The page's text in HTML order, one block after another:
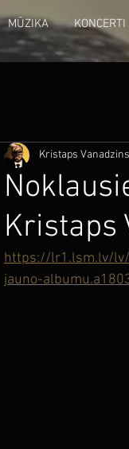
MŪZIKA KONCERTI
Kristaps
Kristaps
https://lr1.lsm.lv/
jauno-